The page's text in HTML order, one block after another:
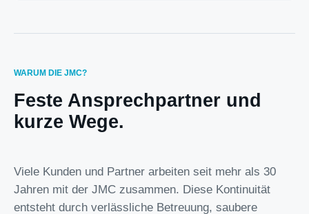
WARUM DIE JMC?
Feste Ansprechpartner und
kurze Wege.
Viele Kunden und Partner arbeiten seit mehr als 30
Jahren mit der JMC zusammen. Diese Kontinuität
entsteht durch verlässliche Betreuung, saubere